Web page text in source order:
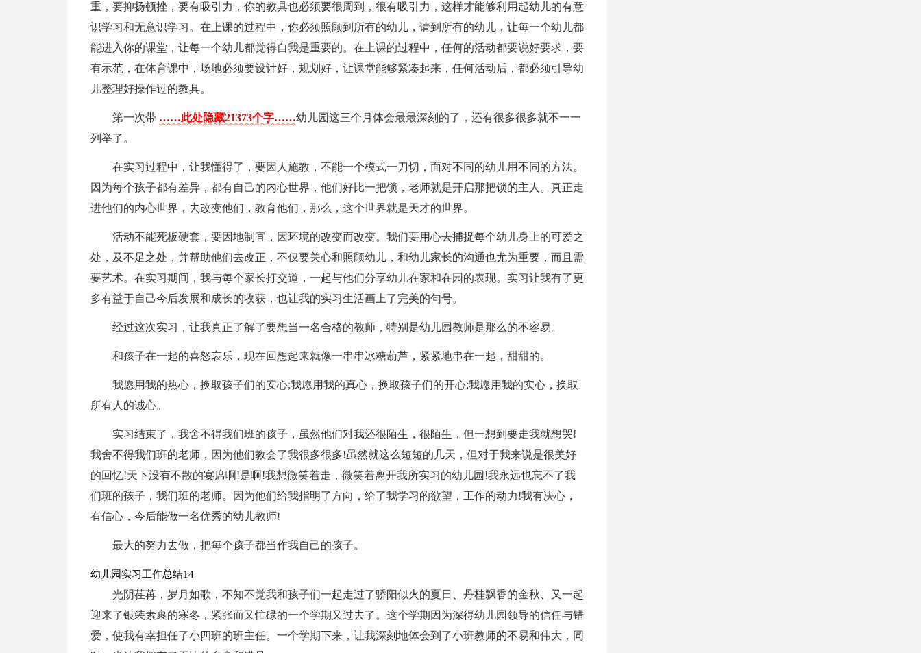
重，要抑扬顿挫，要有吸引力，你的教具也必须要很周到，很有吸引力，这样才能够利用起幼儿的有意
识学习和无意识学习。在上课的过程中，你必须照顾到所有的幼儿，请到所有的幼儿，让每一个幼儿都
能进入你的课堂，让每一个幼儿都觉得自我是重要的。在上课的过程中，任何的活动都要说好要求，要
有示范，在体育课中，场地必须要设计好，规划好，让课堂能够紧凑起来，任何活动后，都必须引导幼
儿整理好操作过的教具。
第一次带 ……此处隐藏21373个字……幼儿园这三个月体会最最深刻的了，还有很多很多就不一一
列举了。
在实习过程中，让我懂得了，要因人施教，不能一个模式一刀切，面对不同的幼儿用不同的方法。
因为每个孩子都有差异，都有自己的内心世界，他们好比一把锁，老师就是开启那把锁的主人。真正走
进他们的内心世界，去改变他们，教育他们，那么，这个世界就是天才的世界。
活动不能死板硬套，要因地制宜，因环境的改变而改变。我们要用心去捕捉每个幼儿身上的可爱之
处，及不足之处，并帮助他们去改正，不仅要关心和照顾幼儿，和幼儿家长的沟通也尤为重要，而且需
要艺术。在实习期间，我与每个家长打交道，一起与他们分享幼儿在家和在园的表现。实习让我有了更
多有益于自己今后发展和成长的收获，也让我的实习生活画上了完美的句号。
经过这次实习，让我真正了解了要想当一名合格的教师，特别是幼儿园教师是那么的不容易。
和孩子在一起的喜怒哀乐，现在回想起来就像一串串冰糖葫芦，紧紧地串在一起，甜甜的。
我愿用我的热心，换取孩子们的安心;我愿用我的真心，换取孩子们的开心;我愿用我的实心，换取
所有人的诚心。
实习结束了，我舍不得我们班的孩子，虽然他们对我还很陌生，很陌生，但一想到要走我就想哭!
我舍不得我们班的老师，因为他们教会了我很多很多!虽然就这么短短的几天，但对于我来说是很美好
的回忆!天下没有不散的宴席啊!是啊!我想微笑着走，微笑着离开我所实习的幼儿园!我永远也忘不了我
们班的孩子，我们班的老师。因为他们给我指明了方向，给了我学习的欲望，工作的动力!我有决心，
有信心，今后能做一名优秀的幼儿教师!
最大的努力去做，把每个孩子都当作我自己的孩子。
幼儿园实习工作总结14
光阴荏苒，岁月如歌，不知不觉我和孩子们一起走过了骄阳似火的夏日、丹桂飘香的金秋、又一起
迎来了银装素裹的寒冬，紧张而又忙碌的一个学期又过去了。这个学期因为深得幼儿园领导的信任与错
爱，使我有幸担任了小四班的班主任。一个学期下来，让我深刻地体会到了小班教师的不易和伟大，同